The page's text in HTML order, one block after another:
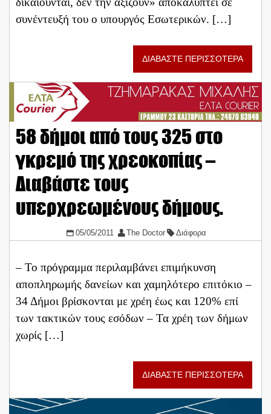
συνέντευξή του ο υπουργός Εσωτερικών. […]
ΔΙΑΒΑΣΤΕ ΠΕΡΙΣΣΟΤΕΡΑ
58 δήμοι από τους 325 στο
γκρεμό της χρεοκοπίας –
Διαβάστε τους
υπερχρεωμένους δήμους.
05/05/2011 The Doctor Διάφορα
– Το πρόγραμμα περιλαμβάνει επιμήκυνση
αποπληρωμής δανείων και χαμηλότερο επιτόκιο –
34 Δήμοι βρίσκονται με χρέη έως και 120% επί
των τακτικών τους εσόδων – Τα χρέη των δήμων
χωρίς […]
ΔΙΑΒΑΣΤΕ ΠΕΡΙΣΣΟΤΕΡΑ